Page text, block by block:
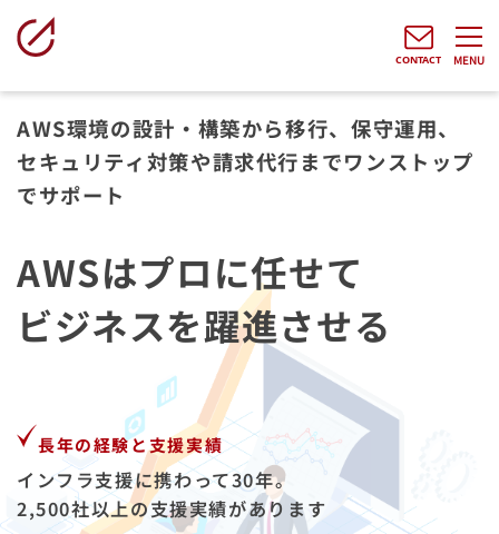
MENU
AWS環境の設計・構築から移行、保守運用、
セキュリティ対策や請求代行までワンストップ
でサポート
AWSはプロに任せて
ビジネスを躍進させる
長年の経験と支援実績
インフラ支援に携わって30年。
2,500社以上の支援実績があります